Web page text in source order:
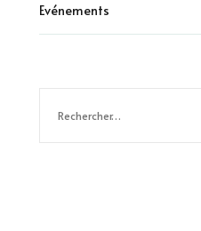
Evénements